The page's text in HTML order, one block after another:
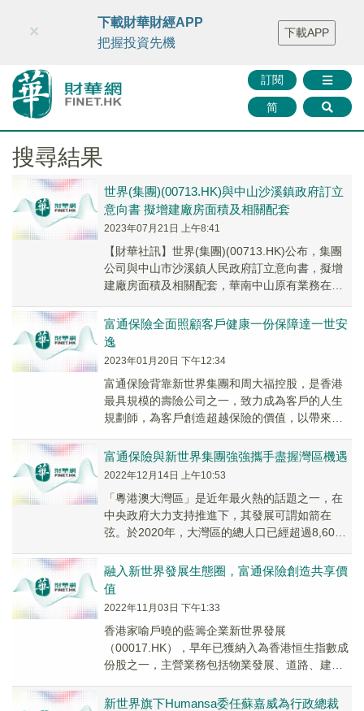
財華智庫網 FINTV FINMETA 財華證券 媒體矩陣
智庫沙龍
聯絡我們
訂閱
简
×
下載財華財經APP
把握投資先機
下載APP
搜尋結果
世界(集團)(00713.HK)與中山沙溪鎮政府訂立
意向書 擬增建廠房面積及相關配套
2023年07月21日 上午8:41
【財華社訊】世界(集團)(00713.HK)公布，集團
公司與中山市沙溪鎮人民政府訂立意向書，擬增
建廠房面積及相關配套，華南中山原有業務在改
富通保險全面照顧客戶健康一份保障達一世安
逸
2023年01月20日 下午12:34
富通保險背靠新世界集團和周大福控股，是香港
最具規模的壽險公司之一，致力成為客戶的人生
規劃師，為客戶創造超越保險的價值，以帶來終
同時，亦實...
富通保險與新世界集團強強攜手盡握灣區機遇
2022年12月14日 上午10:53
「粵港澳大灣區」是近年最火熱的話題之一，在
中央政府大力支持推進下，其發展可謂如箭在
弦。於2020年，大灣區的總人口已經超過8,600
融入新世界發展生態圈，富通保險創造共享價
值
2022年11月03日 下午1:33
香港家喻戶曉的藍籌企業新世界發展
（00017.HK），早年已獲納入為香港恒生指數成
份股之一，主營業務包括物業發展、道路、建築
該集團旗下的...
新世界旗下Humansa委任蘇嘉威為行政總裁